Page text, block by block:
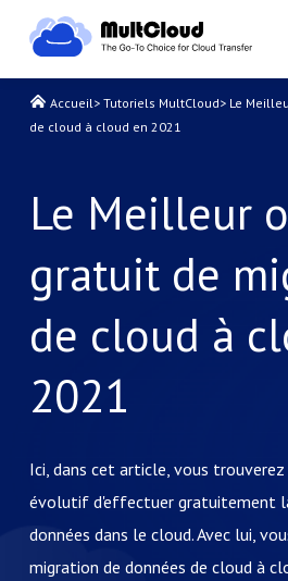
Accueil> Tutoriels MultCloud> Le
de cloud à cloud en 2021
Le Meilleur
gratuit de
de cloud à
2021
Ici, dans cet article, vous
évolutif d'effectuer gratuitement
données dans le cloud. Avec lui,
migration de données de cloud à